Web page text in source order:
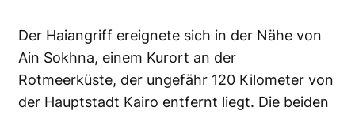
Der Haiangriff ereignete sich in der Nähe von
Ain Sokhna, einem Kurort an der
Rotmeerküste, der ungefähr 120 Kilometer von
der Hauptstadt Kairo entfernt liegt. Die beiden